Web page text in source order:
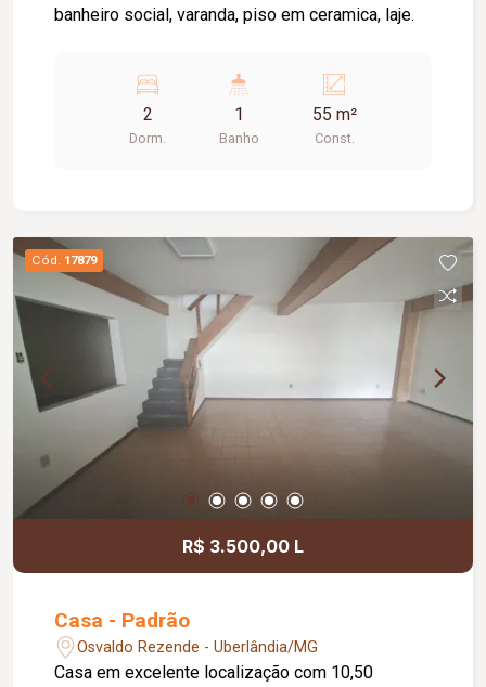
banheiro social, varanda, piso em ceramica, laje.
2
Dorm.
1
Banho
55 m²
Const.
Cód. 17879
R$ 3.500,00 L
Casa - Padrão
Osvaldo Rezende - Uberlândia/MG
Casa em excelente localização com 10,50